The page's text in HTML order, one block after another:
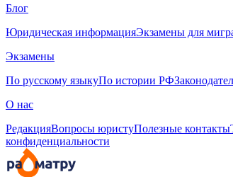
Блог
Юридическая информацияЭкзамены для
Экзамены
По русскому языкуПо истории РФ
О нас
РедакцияВопросы юристуПолезные контакты
конфиденциальности